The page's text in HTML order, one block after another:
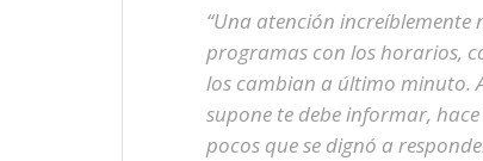
“Una atención increíblemente
programas con los horarios,
los cambian a último minuto.
supone te debe informar,
pocos que se dignó a